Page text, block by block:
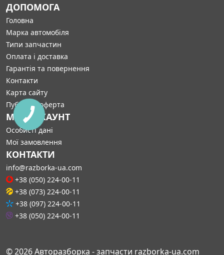
ДОПОМОГА
Головна
Марка автомобіля
Типи запчастин
Оплата і доставка
Гарантія та повернення
Контакти
Карта сайту
Публічна оферта
МІЙ АККАУНТ
Особисті дані
Мої замовлення
КОНТАКТИ
info@razborka-ua.com
+38 (050) 224-00-11
+38 (073) 224-00-11
+38 (097) 224-00-11
+38 (050) 224-00-11
© 2026 Авторазборка - запчасти razborka-ua.com